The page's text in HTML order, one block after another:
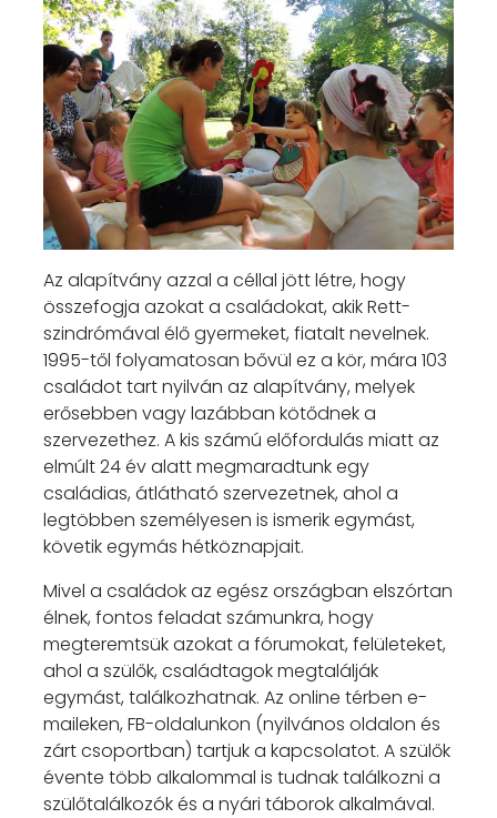
Az alapítvány azzal a céllal jött létre, hogy
összefogja azokat a családokat, akik Rett-
szindrómával élő gyermeket, fiatalt nevelnek.
1995-től folyamatosan bővül ez a kör, mára 103
családot tart nyilván az alapítvány, melyek
erősebben vagy lazábban kötődnek a
szervezethez. A kis számú előfordulás miatt az
elmúlt 24 év alatt megmaradtunk egy
családias, átlátható szervezetnek, ahol a
legtöbben személyesen is ismerik egymást,
követik egymás hétköznapjait.
Mivel a családok az egész országban elszórtan
élnek, fontos feladat számunkra, hogy
megteremtsük azokat a fórumokat, felületeket,
ahol a szülők, családtagok megtalálják
egymást, találkozhatnak. Az online térben e-
maileken, FB-oldalunkon (nyilvános oldalon és
zárt csoportban) tartjuk a kapcsolatot. A szülők
évente több alkalommal is tudnak találkozni a
szülőtalálkozók és a nyári táborok alkalmával.